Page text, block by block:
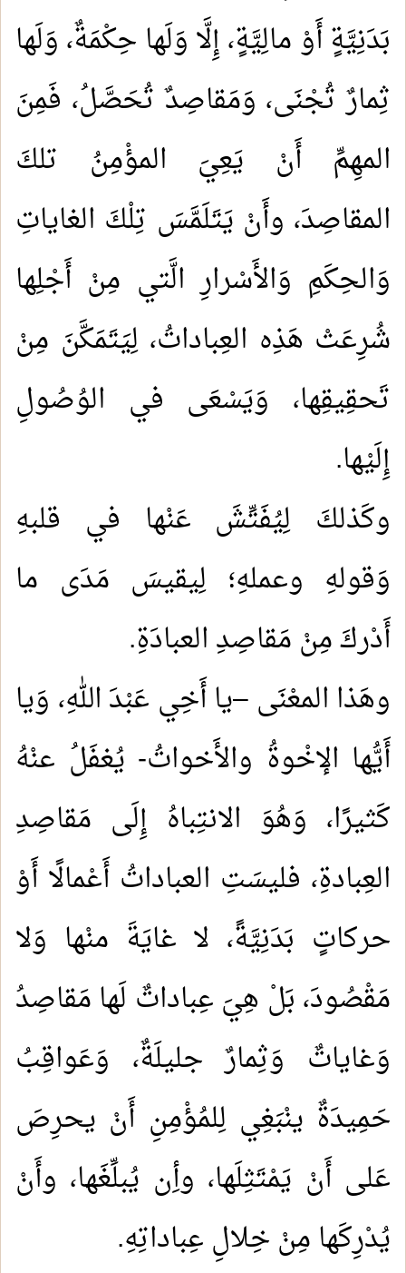
بَدَنِيَّةٍ أَوْ مالِيَّةٍ، إِلَّا وَلَها حِكْمَةٌ، وَلَها
ثِمارٌ تُجْنَى، وَمَقاصِدٌ تُحَصَّلُ، فَمِنَ
المهِمِّ أَنْ يَعِيَ المؤْمِنُ تلكَ
المقاصِدَ، وأَنْ يَتَلَمَّسَ تِلْكَ الغاياتِ
وَالحِكَمِ وَالأَسْرارِ الَّتي مِنْ أَجْلِها
شُرِعَتْ هَذِه العِباداتُ، لِيَتَمَكَّنَ مِنْ
تَحقِيقِها، وَيَسْعَى في الوُصُولِ
إِلَيْها.
وكَذلكَ لِيُفَتِّشَ عَنْها في قلبهِ
وَقولهِ وعملهِ؛ لِيقيسَ مَدَى ما
أَدْركَ مِنْ مَقاصِدِ العبادَةِ.
وهَذا المعْنَى –يا أَخِي عَبْدَ اللهِ، وَيا
أَيُّها الإخْوةُ والأَخواتُ- يُغفَلُ عنْهُ
كَثيرًا، وَهُوَ الانتِباهُ إِلَى مَقاصِدِ
العِبادةِ، فليسَتِ العباداتُ أَعْمالًا أَوْ
حركاتٍ بَدَنِيَّةً، لا غايَةَ منْها وَلا
مَقْصُودَ، بَلْ هِيَ عِباداتٌ لَها مَقاصِدُ
وَغاياتٌ وَثِمارٌ جليلَةٌ، وَعَواقِبُ
حَمِيدَةٌ ينْبَغِي لِلمُؤْمِنِ أَنْ يحرِصَ
عَلى أَنْ يَمْتَثِلَها، وأِن يُبلِّغَها، وأَنْ
يُدْرِكَها مِنْ خِلالِ عِباداتِهِ.